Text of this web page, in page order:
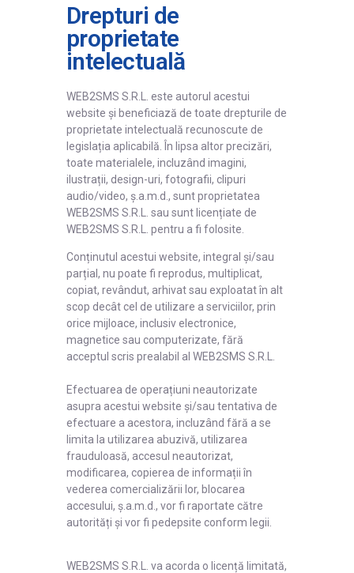
Drepturi de
proprietate
intelectuală
WEB2SMS S.R.L. este autorul acestui
website și beneficiază de toate drepturile de
proprietate intelectuală recunoscute de
legislația aplicabilă. În lipsa altor precizări,
toate materialele, incluzând imagini,
ilustrații, design-uri, fotografii, clipuri
audio/video, ș.a.m.d., sunt proprietatea
WEB2SMS S.R.L. sau sunt licențiate de
WEB2SMS S.R.L. pentru a fi folosite.
Conținutul acestui website, integral și/sau
parțial, nu poate fi reprodus, multiplicat,
copiat, revândut, arhivat sau exploatat în alt
scop decât cel de utilizare a serviciilor, prin
orice mijloace, inclusiv electronice,
magnetice sau computerizate, fără
acceptul scris prealabil al WEB2SMS S.R.L.
Efectuarea de operațiuni neautorizate
asupra acestui website și/sau tentativa de
efectuare a acestora, incluzând fără a se
limita la utilizarea abuzivă, utilizarea
frauduloasă, accesul neautorizat,
modificarea, copierea de informații în
vederea comercializării lor, blocarea
accesului, ș.a.m.d., vor fi raportate către
autorități și vor fi pedepsite conform legii.
WEB2SMS S.R.L. va acorda o licență limitată,